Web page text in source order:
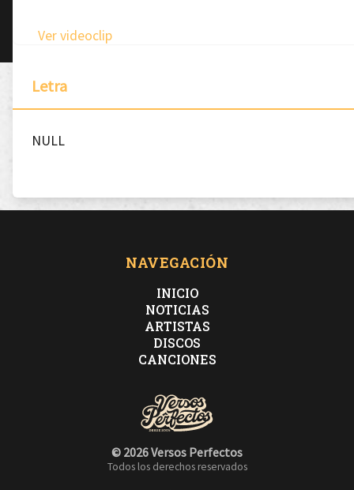
Ver videoclip
Letra
NULL
NAVEGACIÓN
INICIO
NOTICIAS
ARTISTAS
DISCOS
CANCIONES
© 2026 Versos Perfectos
Todos los derechos reservados